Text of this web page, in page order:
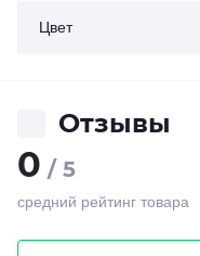
Цвет
Отзывы
0 / 5
средний рейтинг товара